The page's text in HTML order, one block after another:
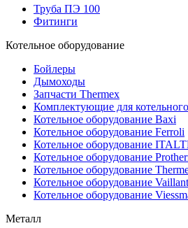
Труба ПЭ 100
Фитинги
Котельное оборудование
Бойлеры
Дымоходы
Запчасти Thermex
Комплектующие для
Котельное оборудование Baxi
Котельное оборудование Ferroli
Котельное оборудование
Котельное оборудование
Котельное оборудование
Котельное оборудование Vaillant
Котельное оборудование
Металл